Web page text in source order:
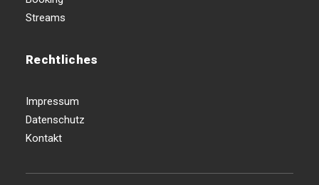
Streams
Rechtliches
Impressum
Datenschutz
Kontakt